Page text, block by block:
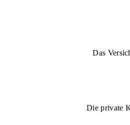
Das
Die private